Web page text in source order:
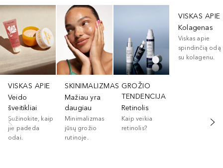
Praleisti slankiklį
VISKAS APIE
Veido
šveitikliai
Sužinokite, kaip
jie padeda
odai.
SKINIMALIZMAS
Mažiau yra
daugiau
Minimalizmas
jūsų grožio
rutinoje.
GROŽIO
TENDENCIJA
Retinolis
Kaip veikia
retinolis?
VISKAS APIE
Kolagenas
Viskas apie
spindinčią odą
su kolagenu.